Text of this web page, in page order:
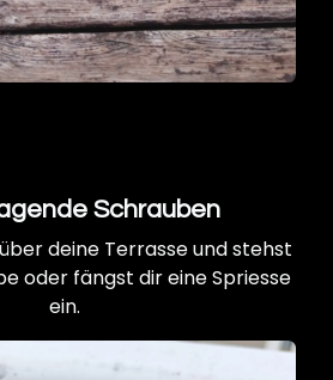
Schrauben
deine Terrasse und stehst
oder fängst dir eine Spriesse
ein.